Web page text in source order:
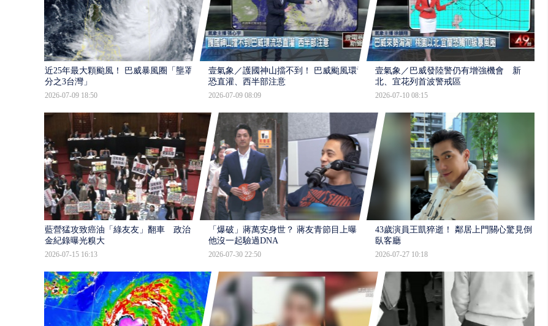
近25年最大顆颱風！ 巴威暴風圈「壟罩4
分之3台灣」
2026-07-09 18:50
壹氣象／護國神山擋不到！ 巴威颱風環流
恐直灌、西半部注意
2026-07-09 08:09
壹氣象／巴威發陸警仍有增強機會 新
北、宜花列首波警戒區
2026-07-10 08:15
藍營猛攻致癌油「綠友友」翻車 政治獻
金紀錄曝光糗大
2026-07-15 16:13
「爆破」蔣萬安身世？ 蔣友青節目上曝：
他沒一起驗過DNA
2026-07-30 22:50
43歲演員王凱猝逝！ 鄰居上門關心驚見倒
臥客廳
2026-07-27 10:18